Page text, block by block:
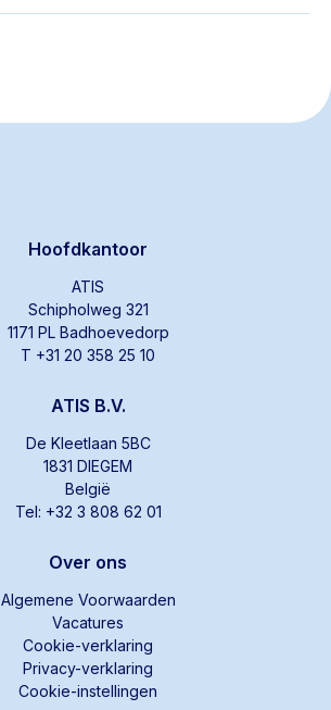
Hoofdkantoor
ATIS
Schipholweg 321
1171 PL Badhoevedorp
T +31 20 358 25 10
ATIS B.V.
De Kleetlaan 5BC
1831 DIEGEM
België
Tel: +32 3 808 62 01
Over ons
Algemene Voorwaarden
Vacatures
Cookie-verklaring
Privacy-verklaring
Cookie-instellingen